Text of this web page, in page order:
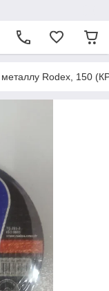
металлу Rodex, 150